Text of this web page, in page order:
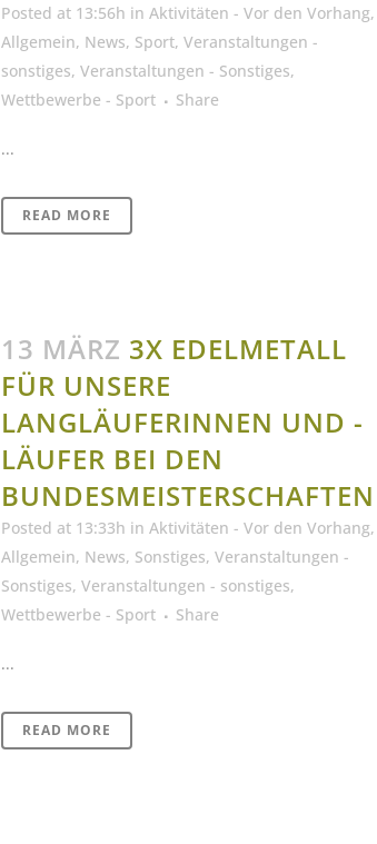
Posted at 13:56h in Aktivitäten - Vor den Vorhang,
Allgemein, News, Sport, Veranstaltungen -
sonstiges, Veranstaltungen - Sonstiges,
Wettbewerbe - Sport
Share
...
READ MORE
13 MÄRZ 3X EDELMETALL
FÜR UNSERE
LANGLÄUFERINNEN UND -
LÄUFER BEI DEN
BUNDESMEISTERSCHAFTEN
Posted at 13:33h in Aktivitäten - Vor den Vorhang,
Allgemein, News, Sonstiges, Veranstaltungen -
Sonstiges, Veranstaltungen - sonstiges,
Wettbewerbe - Sport
Share
...
READ MORE